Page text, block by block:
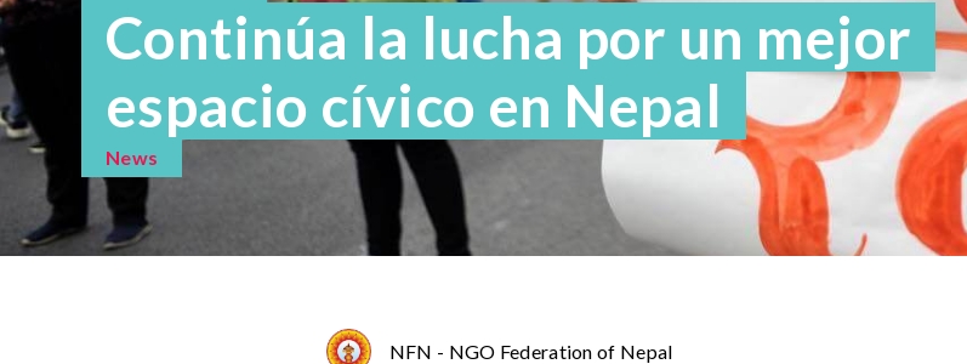
Continúa la lucha por un mejor
espacio cívico en Nepal
News
NFN - NGO Federation of Nepal